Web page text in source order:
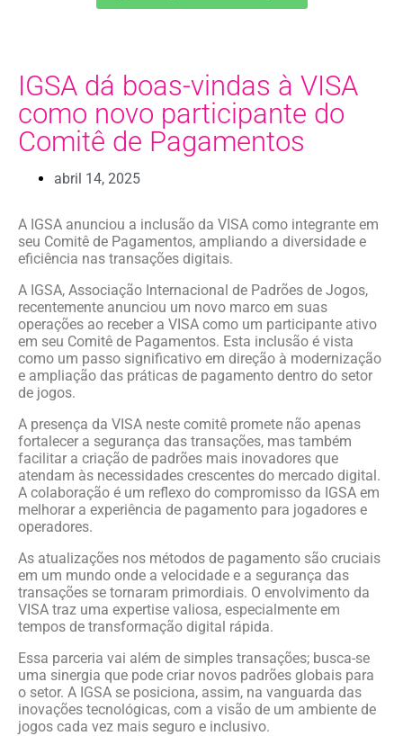
IGSA dá boas-vindas à VISA
como novo participante do
Comitê de Pagamentos
abril 14, 2025
A IGSA anunciou a inclusão da VISA como integrante em
seu Comitê de Pagamentos, ampliando a diversidade e
eficiência nas transações digitais.
A IGSA, Associação Internacional de Padrões de Jogos,
recentemente anunciou um novo marco em suas
operações ao receber a VISA como um participante ativo
em seu Comitê de Pagamentos. Esta inclusão é vista
como um passo significativo em direção à modernização
e ampliação das práticas de pagamento dentro do setor
de jogos.
A presença da VISA neste comitê promete não apenas
fortalecer a segurança das transações, mas também
facilitar a criação de padrões mais inovadores que
atendam às necessidades crescentes do mercado digital.
A colaboração é um reflexo do compromisso da IGSA em
melhorar a experiência de pagamento para jogadores e
operadores.
As atualizações nos métodos de pagamento são cruciais
em um mundo onde a velocidade e a segurança das
transações se tornaram primordiais. O envolvimento da
VISA traz uma expertise valiosa, especialmente em
tempos de transformação digital rápida.
Essa parceria vai além de simples transações; busca-se
uma sinergia que pode criar novos padrões globais para
o setor. A IGSA se posiciona, assim, na vanguarda das
inovações tecnológicas, com a visão de um ambiente de
jogos cada vez mais seguro e inclusivo.